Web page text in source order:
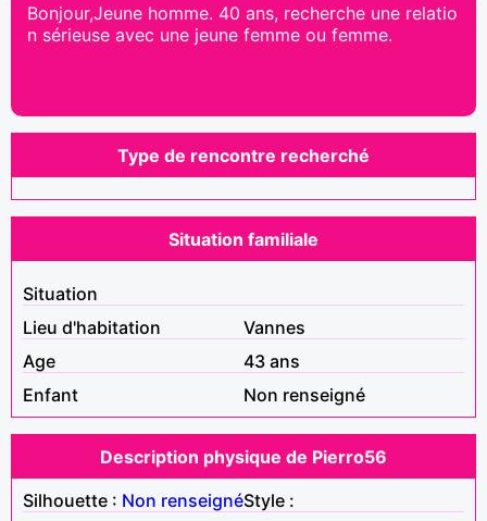
Bonjour,Jeune homme. 40 ans, recherche une relatio
n sérieuse avec une jeune femme ou femme.
Type de rencontre recherché
Situation familiale
Situation
Lieu d'habitation
Vannes
Age
43 ans
Enfant
Non renseigné
Description physique de Pierro56
Silhouette : Non renseignéStyle :